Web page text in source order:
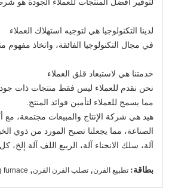
لدينا التكنولوجيا هي لتوجيه استهلاك العملاء
في مجال التكنولوجيا الفائقة، واتخاذ مفهوم
خدمتنا هي لاستبعاد قلق العملاء
نحن نقدم للعملاء ليس فقط منتجات ذات
مما يسمح للعملاء لتأمين فوائد المنتج.
هيد هي شركة الإنتاج والمبيعات مجتمعة، مع أكثر من 15 عاما من الخبرة
الصناعة، مما يجعلنا تصبح المورد من ذوي
آلة، سلك الانحناء آلة، الربيع اللف آلة إلخ،
بطاقة: تطبيع الفرن, تصلب الفرن الفرن,
furnace